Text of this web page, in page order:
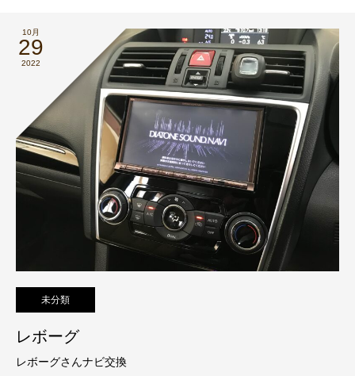
10月
29
2022
未分類
レボーグ
レボーグさんナビ交換